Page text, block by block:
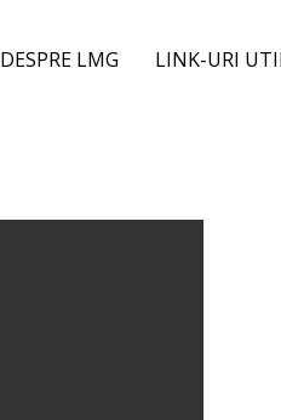
DESPRE LMG LINK-URI